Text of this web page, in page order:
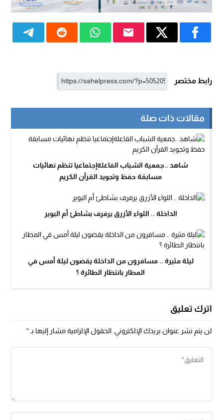
رابط مختصر
مقالات ذات صلة
شاهد ..جمعية الشباب الفاعلةإجتماعيا تنظم نهائيات
مسابقة حفظ وتجويد القرآن الكريم
الداخلة .. اللواء الأزرق يرفرف بشاطئ أم البوير
ليلة مثيرة .. مسافرون من الداخلة يقضون ليلة أمس في
المطار بانتظار الطائرة ؟
اترك تعليق
لن يتم نشر عنوان بريدك الإلكتروني. الحقول الإلزامية مشار إليها بـ*